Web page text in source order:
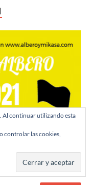
Al continuar utilizando esta
controlar las cookies,